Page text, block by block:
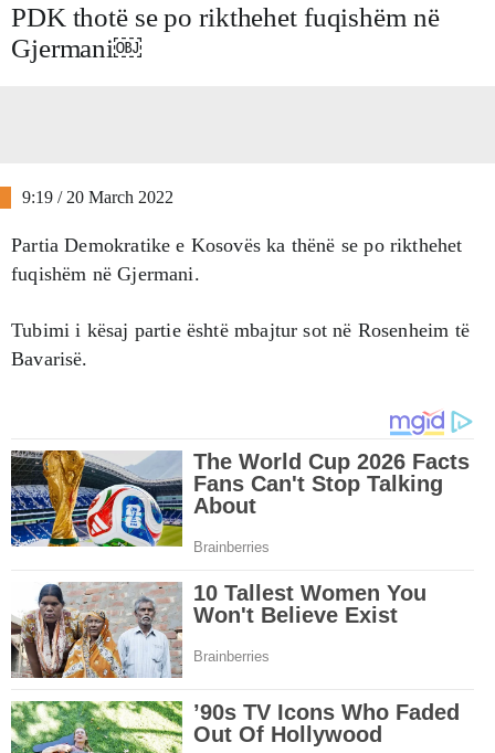
PDK thotë se po rikthehet fuqishëm në
Gjermani￼
9:19 / 20 March 2022
Partia Demokratike e Kosovës ka thënë se po rikthehet
fuqishëm në Gjermani.
Tubimi i kësaj partie është mbajtur sot në Rosenheim të
Bavarisë.